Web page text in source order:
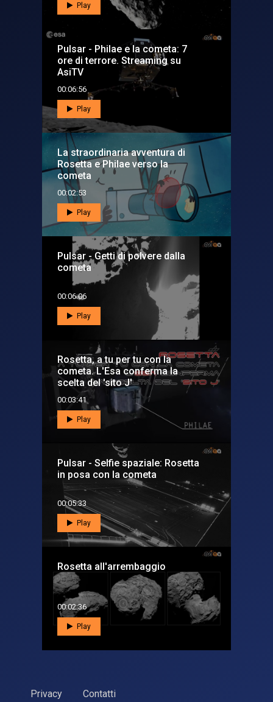
Play
Pulsar - Philae e la cometa: 7
ore di terrore. Streaming su
AsiTV
00:06:56
Play
La straordinaria avventura di
Rosetta e Philae verso la
cometa
00:02:53
Play
Pulsar - Getti di polvere dalla
cometa
00:06:06
Play
Rosetta, a tu per tu con la
cometa. L'Esa conferma la
scelta del 'sito J'
00:03:41
Play
Pulsar - Selfie spaziale: Rosetta
in posa con la cometa
00:05:33
Play
Rosetta all'arrembaggio
00:02:36
Play
Privacy Contatti